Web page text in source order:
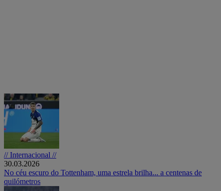
// Internacional //
30.03.2026
No céu escuro do Tottenham, uma estrela brilha... a centenas de
quilómetros